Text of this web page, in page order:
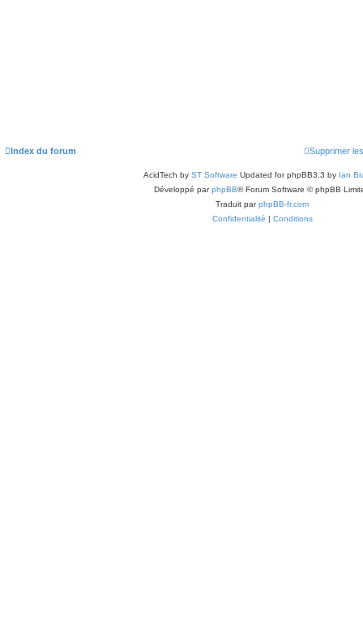
Index du forum Supprimer
AcidTech by ST Software Updated for phpBB3.3 by Ian
Développé parphpBB® Forum Software © phpBB
Traduit parphpBB-fr.com
Confidentialité | Conditions